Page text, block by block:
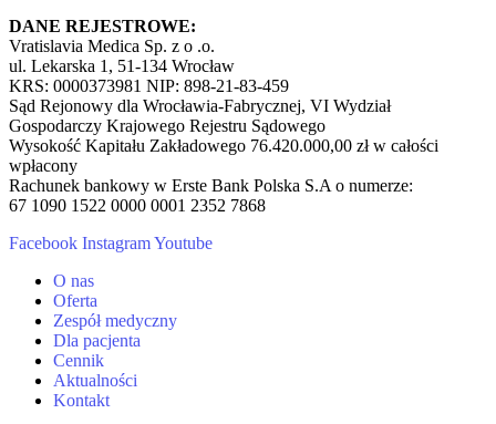
DANE REJESTROWE:
Vratislavia Medica Sp. z o .o.
ul. Lekarska 1, 51-134 Wrocław
KRS: 0000373981 NIP: 898-21-83-459
Sąd Rejonowy dla Wrocławia-Fabrycznej, VI Wydział
Gospodarczy Krajowego Rejestru Sądowego
Wysokość Kapitału Zakładowego 76.420.000,00 zł w całości
wpłacony
Rachunek bankowy w Erste Bank Polska S.A o numerze:
67 1090 1522 0000 0001 2352 7868
Facebook InstagramYoutube
O nas
Oferta
Zespół medyczny
Dla pacjenta
Cennik
Aktualności
Kontakt